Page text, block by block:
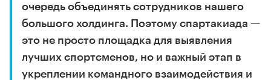
очередь объединять сотрудников нашего
большого холдинга. Поэтому спартакиада —
это не просто площадка для выявления
лучших спортсменов, но и важный этап в
укреплении командного взаимодействия и